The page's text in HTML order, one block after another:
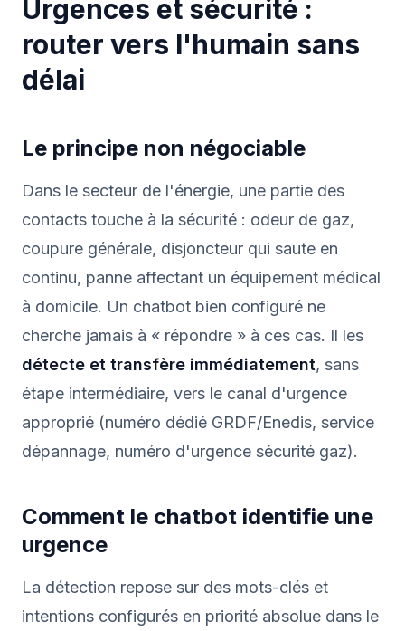
Urgences et sécurité :
router vers l'humain sans
délai
Le principe non négociable
Dans le secteur de l'énergie, une partie des
contacts touche à la sécurité : odeur de gaz,
coupure générale, disjoncteur qui saute en
continu, panne affectant un équipement médical
à domicile. Un chatbot bien configuré ne
cherche jamais à « répondre » à ces cas. Il les
détecte et transfère immédiatement, sans
étape intermédiaire, vers le canal d'urgence
approprié (numéro dédié GRDF/Enedis, service
dépannage, numéro d'urgence sécurité gaz).
Comment le chatbot identifie une
urgence
La détection repose sur des mots-clés et
intentions configurés en priorité absolue dans le